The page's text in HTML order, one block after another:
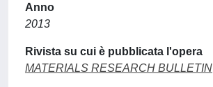
Anno
2013
Rivista su cui è pubblicata l'opera
MATERIALS RESEARCH BULLETIN